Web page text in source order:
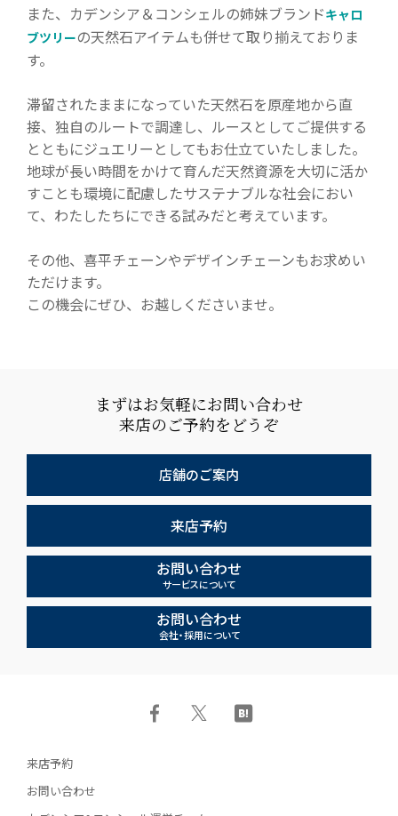
また、カデンシア＆コンシェルの姉妹ブランドキャロ
ブツリーの天然石アイテムも併せて取り揃えておりま
す。
滞留されたままになっていた天然石を原産地から直
接、独自のルートで調達し、ルースとしてご提供する
とともにジュエリーとしてもお仕立ていたしました。
地球が長い時間をかけて育んだ天然資源を大切に活か
すことも環境に配慮したサステナブルな社会におい
て、わたしたちにできる試みだと考えています。
その他、喜平チェーンやデザインチェーンもお求めい
ただけます。
この機会にぜひ、お越しくださいませ。
まずはお気軽にお問い合わせ
来店のご予約をどうぞ
店舗のご案内
来店予約
お問い合わせ
サービスについて
お問い合わせ
会社・採用について
来店予約
お問い合わせ